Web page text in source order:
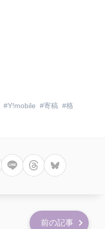
Y!mobile 寄稿
格
前の記事